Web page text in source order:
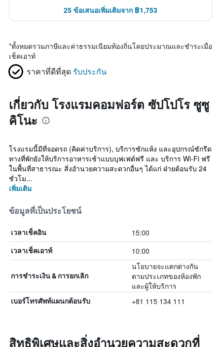
25 ข้อเสนอเพิ่มเติมจาก ฿1,753
*ทั้งหมดรวมภาษีและค่าธรรมเนียมท้องถิ่นโดยประมาณและชำระเมื่อ
เช็คเอาท์
ราคาที่ดีที่สุด รับประกัน
เกี่ยวกับ โรงแรมคอมฟอร์ต ซัปโปโร ซูซู
คิโนะ
โรงแรมนี้มีที่จอดรถ (คิดค่าบริการ), บริการซักแห้ง และอุปกรณ์ซักรีด
ทางที่พักยังให้บริการอาหารเช้าแบบบุฟเฟต์ฟรี และ บริการ Wi-Fi ฟรี
ในพื้นที่สาธารณะ สิ่งอำนวยความสะดวกอื่นๆ ได้แก่ ฝ่ายต้อนรับ 24
ชั่วโม...
เพิ่มเติม
ข้อมูลที่เป็นประโยชน์
เวลาเช็คอิน 15:00
เวลาเช็คเอาท์ 10:00
การชำระเงิน & การยกเลิก
นโยบายจะแตกต่างกัน
ตามประเภทของห้องพัก
และผู้ให้บริการ
เบอร์โทรศัพท์แผนกต้อนรับ +81 115 134 111
สิทธิพิเศษและสิ่งอำนวยความสะดวกที่